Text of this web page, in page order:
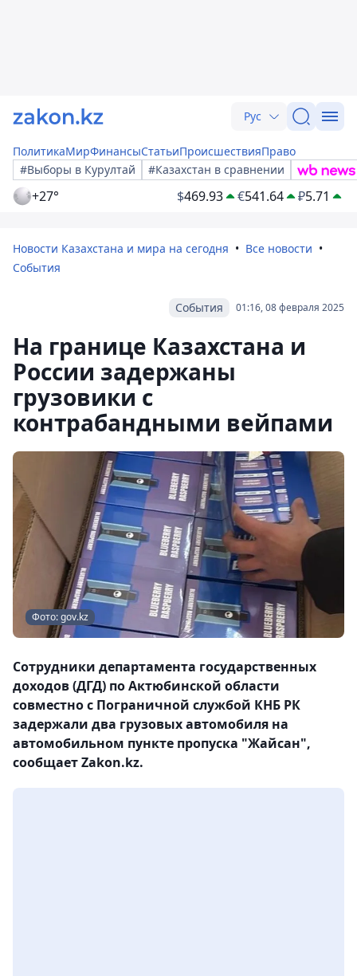
Рус
ПолитикаМирФинансыСтатьиПроисшествияПраво
#Выборы в Курултай
#Казахстан в сравнении
+27° $469.93 €541.64 ₽5.71
Новости Казахстана и мира на сегодня
Все новости
События
01:16, 08 февраля 2025
События
На границе Казахстана и
России задержаны
грузовики с
контрабандными вейпами
Фото: gov.kz
Сотрудники департамента государственных
доходов (ДГД) по Актюбинской области
совместно с Пограничной службой КНБ РК
задержали два грузовых автомобиля на
автомобильном пункте пропуска "Жайсан",
сообщает Zakon.kz.